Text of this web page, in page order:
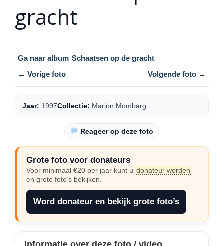
gracht
Ga naar album Schaatsen op de gracht
← Vorige foto
Volgende foto →
Jaar: 1997Collectie: Marion Mombarg
Reageer op deze foto
Grote foto voor donateurs
Voor minimaal €20 per jaar kunt u donateur worden
en grote foto’s bekijken.
Word donateur en bekijk grote foto’s